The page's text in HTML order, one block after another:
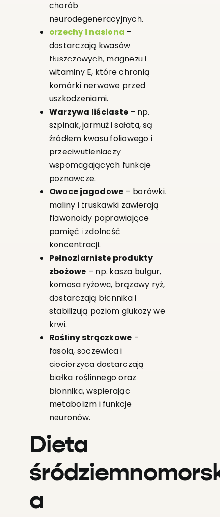
chorób
neurodegeneracyjnych.
orzechy i nasiona –
dostarczają kwasów
tłuszczowych, magnezu i
witaminy E, które chronią
komórki nerwowe przed
uszkodzeniami.
Warzywa liściaste – np.
szpinak, jarmuż i sałata, są
źródłem kwasu foliowego i
przeciwutleniaczy
wspomagających funkcje
poznawcze.
Owoce jagodowe – borówki,
maliny i truskawki zawierają
flawonoidy poprawiające
pamięć i zdolność
koncentracji.
Pełnoziarniste produkty
zbożowe – np. kasza bulgur,
komosa ryżowa, brązowy ryż,
dostarczają błonnika i
stabilizują poziom glukozy we
krwi.
Rośliny strączkowe –
fasola, soczewica i
ciecierzyca dostarczają
białka roślinnego oraz
błonnika, wspierając
metabolizm i funkcje
neuronów.
Dieta
a